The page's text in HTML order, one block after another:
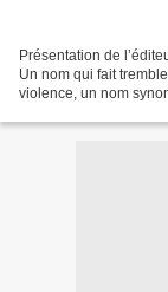
Présentation de
Un nom qui fait
violence, un nom